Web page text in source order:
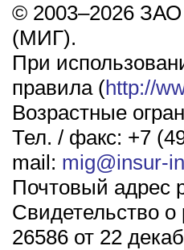
© 2003–2026
(МИГ).
При
правила (http://
Возрастные
Тел. / факс: +7
mail: mig@insur-
Почтовый адрес
Свидетельство
26586 от 22